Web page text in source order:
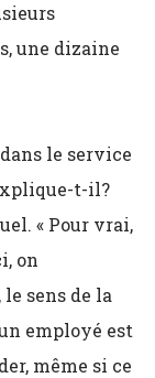
une dizaine
le service
t-il?
« Pour vrai,
on
sens de la
employé est
même si ce